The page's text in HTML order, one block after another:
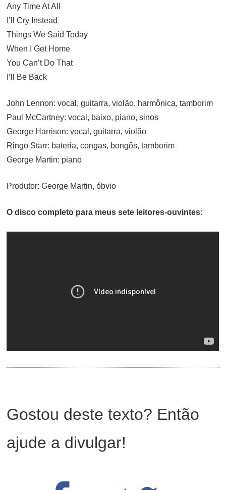
Any Time At All
I’ll Cry Instead
Things We Said Today
When I Get Home
You Can’t Do That
I’ll Be Back
John Lennon: vocal, guitarra, violão, harmônica, tamborim
Paul McCartney: vocal, baixo, piano, sinos
George Harrison: vocal, guitarra, violão
Ringo Starr: bateria, congas, bongôs, tamborim
George Martin: piano
Produtor: George Martin, óbvio
O disco completo para meus sete leitores-ouvintes:
Gostou deste texto? Então
ajude a divulgar!